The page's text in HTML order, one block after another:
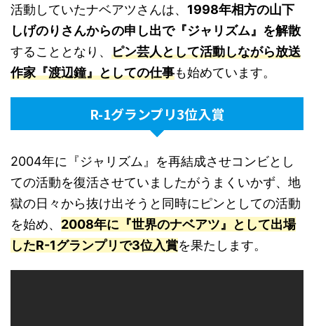
活動していたナベアツさんは、 1998年相方の山下
しげのりさんからの申し出で『ジャリズム』を解散
することとなり、 ピン芸人として活動しながら放送
作家『渡辺鐘』としての仕事も始めています。
R-1グランプリ3位入賞
2004年に『ジャリズム』を再結成させコンビとし
ての活動を復活させていましたがうまくいかず、地
獄の日々から抜け出そうと同時にピンとしての活動
を始め、 2008年に『世界のナベアツ』として出場
したR-1グランプリで3位入賞を果たします。